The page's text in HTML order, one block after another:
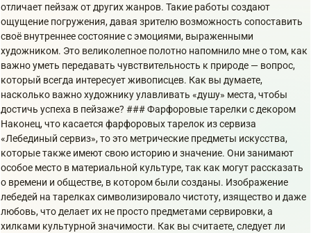
отличает пейзаж от других жанров. Такие работы создают
ощущение погружения, давая зрителю возможность сопоставить
своё внутреннее состояние с эмоциями, выраженными
художником. Это великолепное полотно напомнило мне о том, как
важно уметь передавать чувствительность к природе — вопрос,
который всегда интересует живописцев. Как вы думаете,
насколько важно художнику улавливать «душу» места, чтобы
достичь успеха в пейзаже? ### Фарфоровые тарелки с декором
Наконец, что касается фарфоровых тарелок из сервиза
«Лебединый сервиз», то это метрические предметы искусства,
которые также имеют свою историю и значение. Они занимают
особое место в материальной культуре, так как могут рассказать
о времени и обществе, в котором были созданы. Изображение
лебедей на тарелках символизировало чистоту, изящество и даже
любовь, что делает их не просто предметами сервировки, а
хилками культурной значимости. Как вы считаете, следует ли